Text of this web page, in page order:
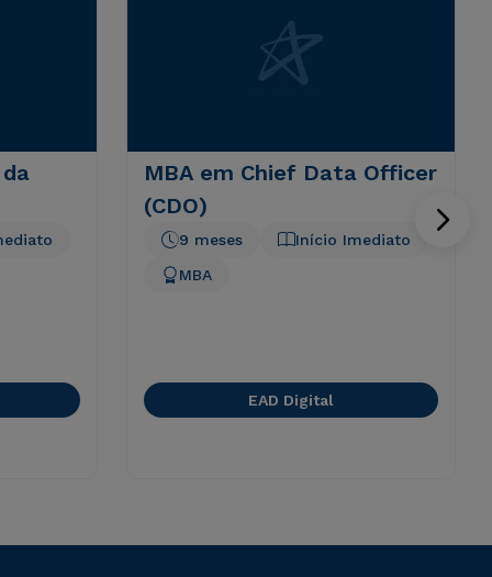
MBA em Chief Data Officer
(CDO)
Início Imediato
9 meses
MBA
EAD Digital